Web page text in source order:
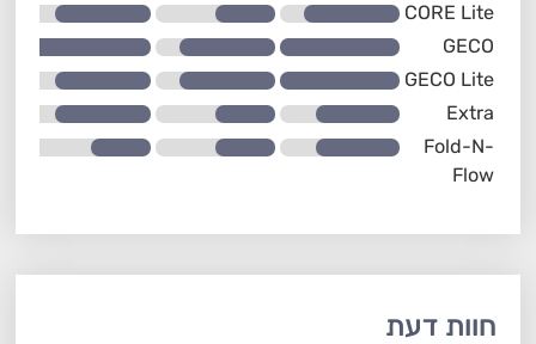
CORE Lite
GECO
GECO Lite
Extra
Fold-N-
Flow
חוות דעת